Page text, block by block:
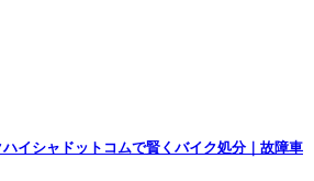
ハイシャドットコムで賢くバイク処分｜故障車